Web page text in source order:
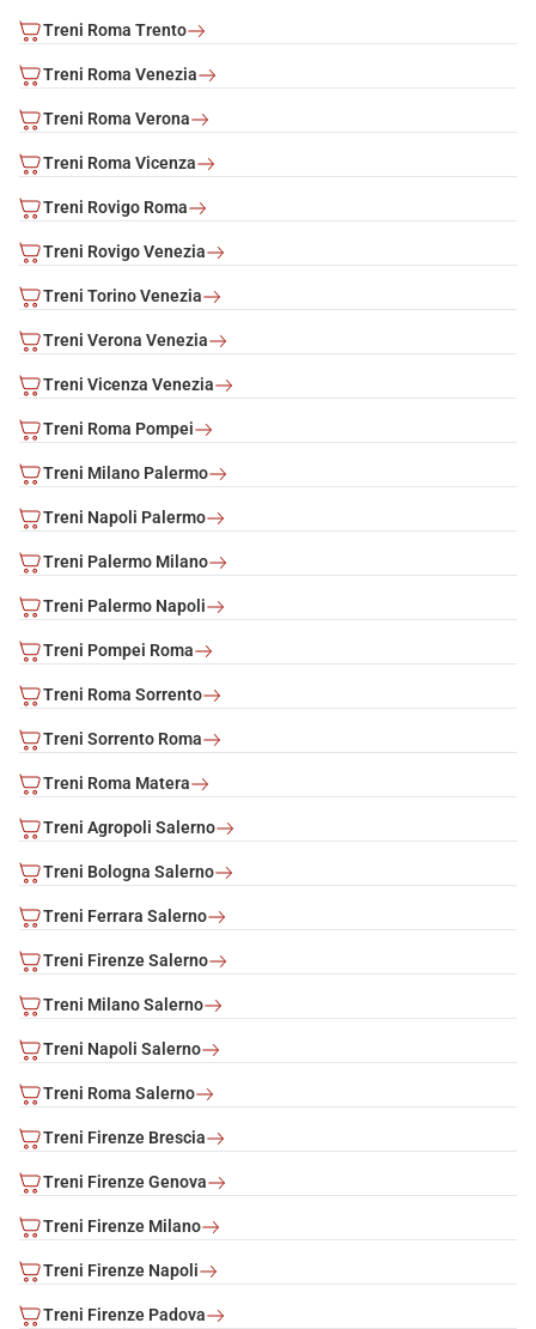
Treni Roma Trento
Treni Roma Venezia
Treni Roma Verona
Treni Roma Vicenza
Treni Rovigo Roma
Treni Rovigo Venezia
Treni Torino Venezia
Treni Verona Venezia
Treni Vicenza Venezia
Treni Roma Pompei
Treni Milano Palermo
Treni Napoli Palermo
Treni Palermo Milano
Treni Palermo Napoli
Treni Pompei Roma
Treni Roma Sorrento
Treni Sorrento Roma
Treni Roma Matera
Treni Agropoli Salerno
Treni Bologna Salerno
Treni Ferrara Salerno
Treni Firenze Salerno
Treni Milano Salerno
Treni Napoli Salerno
Treni Roma Salerno
Treni Firenze Brescia
Treni Firenze Genova
Treni Firenze Milano
Treni Firenze Napoli
Treni Firenze Padova